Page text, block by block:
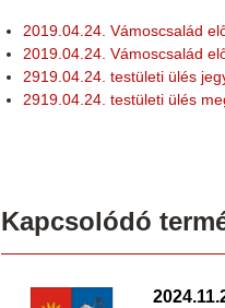
2019.04.24. Vámoscsalád
2019.04.24. Vámoscsalád
2919.04.24. testületi ülés
2919.04.24. testületi ülés
Kapcsolódó